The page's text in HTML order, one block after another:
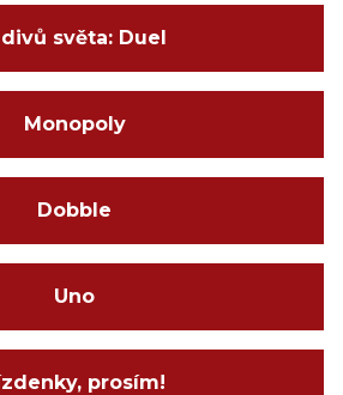
světa: Duel
Monopoly
Dobble
Uno
prosím!